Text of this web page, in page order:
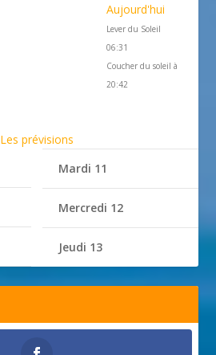
Aujourd'hui
Lever du Soleil
06:31
Coucher du soleil à
20:42
Les prévisions
Mardi 11
Mercredi 12
Jeudi 13